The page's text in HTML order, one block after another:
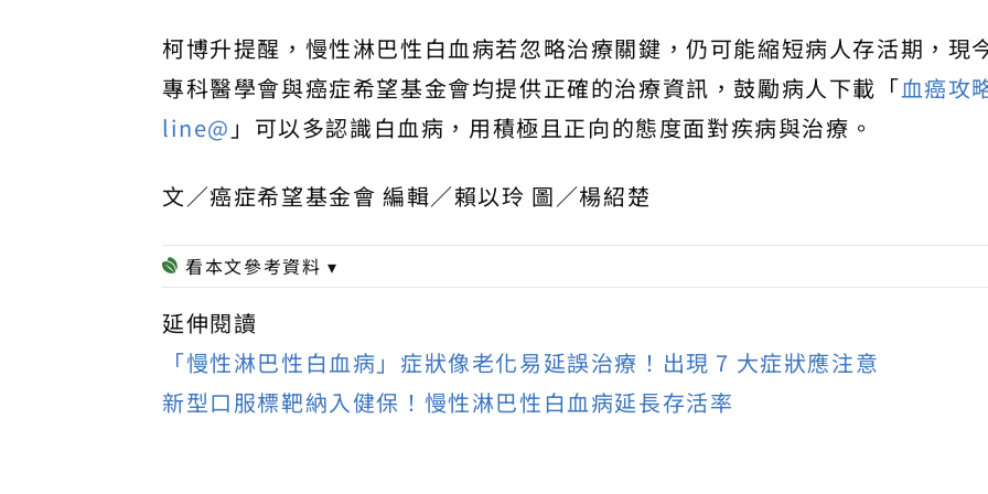
柯博升提醒，慢性淋巴性白血病若忽略治療關鍵，仍可能縮短病人存活期，現
專科醫學會與癌症希望基金會均提供正確的治療資訊，鼓勵病人下載「血癌攻
line@ 」可以多認識白血病，用積極且正向的態度面對疾病與治療。
文／癌症希望基金會 編輯／賴以玲 圖／楊紹楚
延伸閱讀
「慢性淋巴性白血病」症狀像老化易延誤治療！出現 7 大症狀應注意
新型口服標靶納入健保！慢性淋巴性白血病延長存活率